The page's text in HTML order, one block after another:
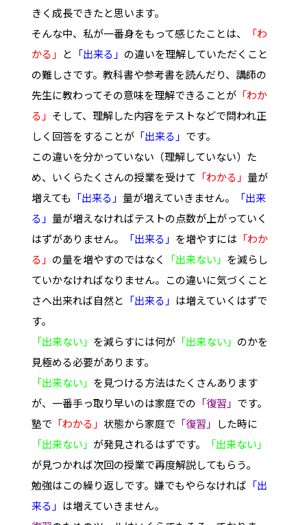
きく成長できたと思います。
そんな中、私が一番身をもって感じたことは、
「わ
かる」 と 「出来る」 の違いを理解していただくこと
の難しさです。教科書や参考書を読んだり、講師の
先生に教わってその意味を理解できることが「わか
る」 そして、理解した内容をテストなどで問われ正
しく回答をすることが「出来る」 です。
この違いを分かっていない（理解していない）た
め、いくらたくさんの授業を受けて 「わかる」 量が
増えても 「出来る」 量が増えていきません。
「出来
る」 量が増えなければテストの点数が上がっていく
はずがありません。
「出来る」 を増やすには 「わか
る」 の量を増やすのではなく 「出来ない」 を減らし
ていかなければなりません。この違いに気づくこと
さへ出来れば自然と 「出来る」 は増えていくはずで
す。
「出来ない」 を減らすには何が「出来ない」 のかを
見極める必要があります。
「出来ない」 を見つける方法はたくさんあります
が、一番手っ取り早いのは家庭での 「復習」 です。
塾で 「わかる」 状態から家庭で 「復習」 した時に
「出来ない」 が発見されるはずです。
「出来ない」
が見つかれば次回の授業で再度解説してもらう。
勉強はこの繰り返しです。嫌でもやらなければ 「出
来る」 は増えていきません。